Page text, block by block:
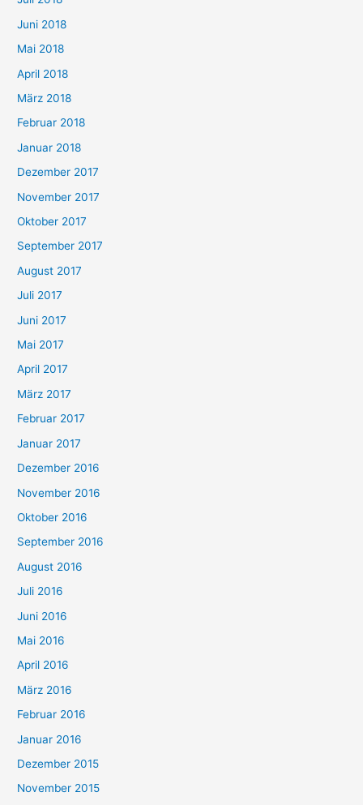
Juni 2018
Mai 2018
April 2018
März 2018
Februar 2018
Januar 2018
Dezember 2017
November 2017
Oktober 2017
September 2017
August 2017
Juli 2017
Juni 2017
Mai 2017
April 2017
März 2017
Februar 2017
Januar 2017
Dezember 2016
November 2016
Oktober 2016
September 2016
August 2016
Juli 2016
Juni 2016
Mai 2016
April 2016
März 2016
Februar 2016
Januar 2016
Dezember 2015
November 2015